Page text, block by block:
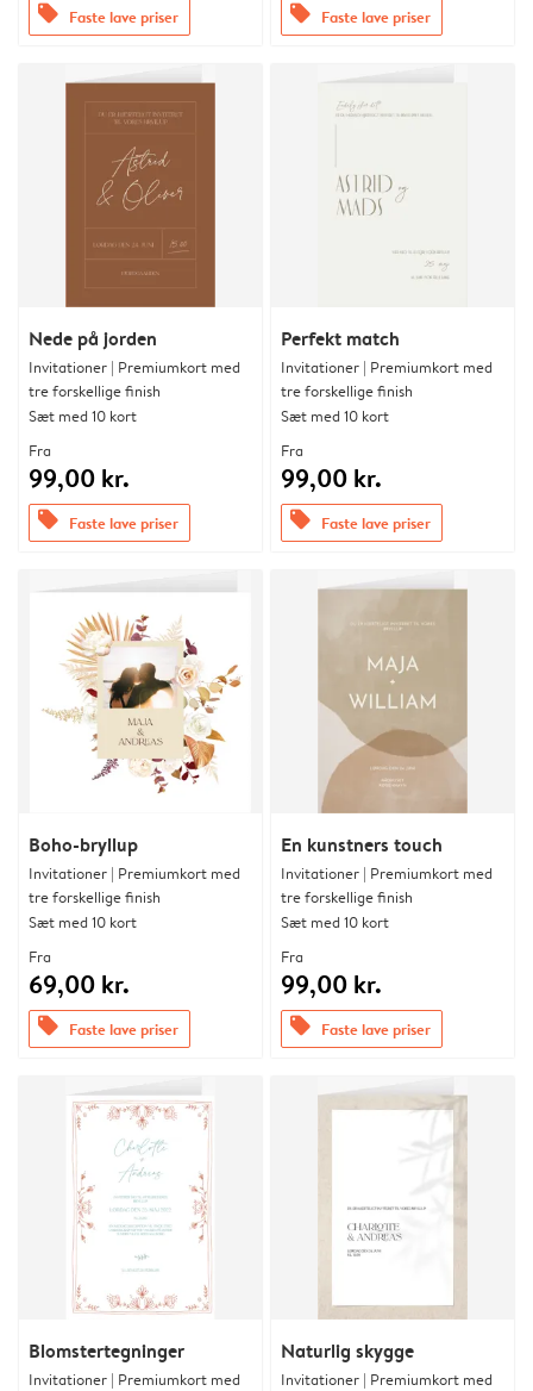
offers Faste lave priser offers Faste lave priser
Nede på jorden
Invitationer | Premiumkort med
tre forskellige finish
Sæt med 10 kort
Fra
99,00 kr.
offers Faste lave priser
Perfekt match
Invitationer | Premiumkort med
tre forskellige finish
Sæt med 10 kort
Fra
99,00 kr.
offers Faste lave priser
Boho-bryllup
Invitationer | Premiumkort med
tre forskellige finish
Sæt med 10 kort
Fra
69,00 kr.
offers Faste lave priser
En kunstners touch
Invitationer | Premiumkort med
tre forskellige finish
Sæt med 10 kort
Fra
99,00 kr.
offers Faste lave priser
Blomstertegninger
Invitationer | Premiumkort med
Naturlig skygge
Invitationer | Premiumkort med